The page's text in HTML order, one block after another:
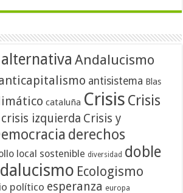
alternativa Andalucismo
antisistema Blas
cataluña Crisis Crisis
crisis izquierda Crisis y
derechos
local sostenible diversidad doble
Ecologismo
político esperanza europa